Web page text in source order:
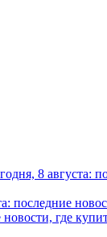
8 августа:
последние
где